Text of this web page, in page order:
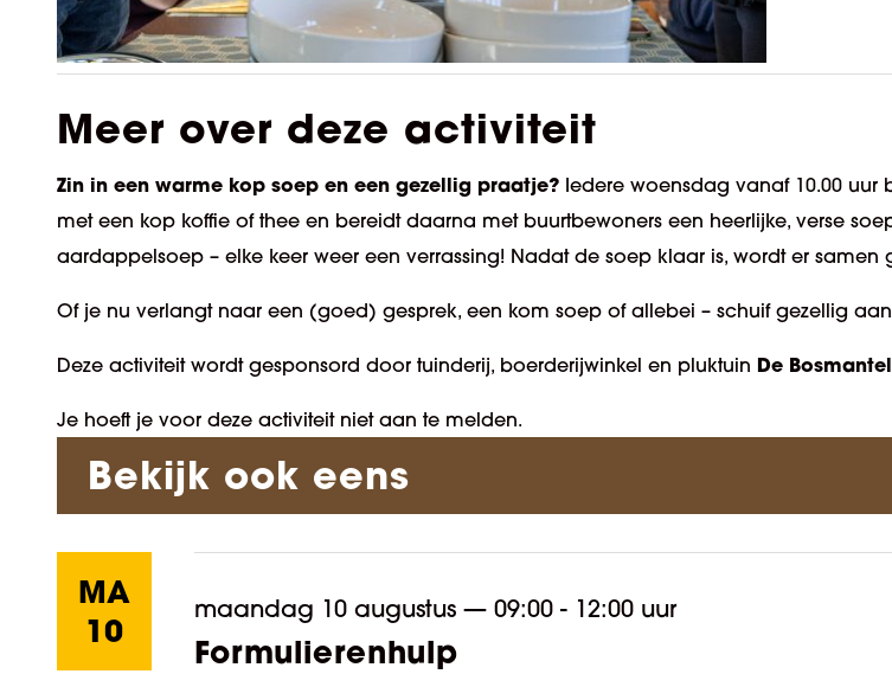
Meer over deze activiteit
Zin in een warme kop soep en een gezellig praatje? Iedere woensdag vanaf 10.00 uur
met een kop koffie of thee en bereidtdaarna met buurtbewoners een heerlijke, verse
aardappelsoep – elke keer weer een verrassing! Nadat de soep klaar is, wordt er samen
Of je nu verlangt naar een (goed) gesprek, een kom soep of allebei – schuif gezellig
Deze activiteit wordt gesponsord door tuinderij, boerderijwinkel en pluktuin De Bosmantel
Je hoeft je voor deze activiteit niet aan te melden.
Bekijk ook eens
MA
10
maandag 10 augustus — 09:00 - 12:00 uur
Formulierenhulp